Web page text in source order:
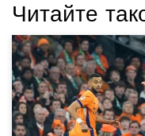
Читайте